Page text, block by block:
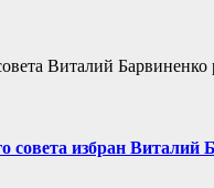
Виталий
совета избран Виталий